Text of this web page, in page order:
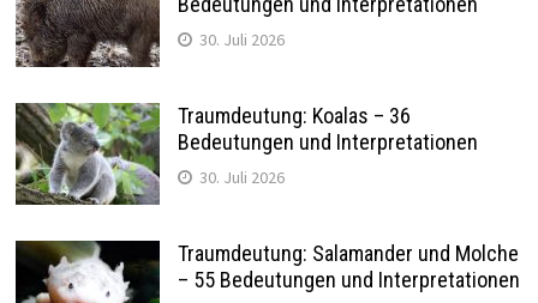
30. Juli 2026
Traumdeutung: Koalas – 36
Bedeutungen und Interpretationen
30. Juli 2026
Traumdeutung: Salamander und Molche
– 55 Bedeutungen und Interpretationen